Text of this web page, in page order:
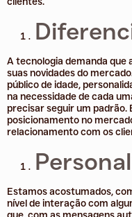
A tecnologia demanda que
suas novidades do
público de idade,
na necessidade de cada
precisar seguir um padrão.
posicionamento no
relacionamento com os
Estamos acostumados,
nível de interação com